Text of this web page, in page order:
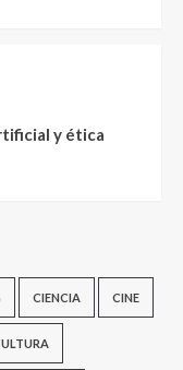
y ética
CIENCIA CINE